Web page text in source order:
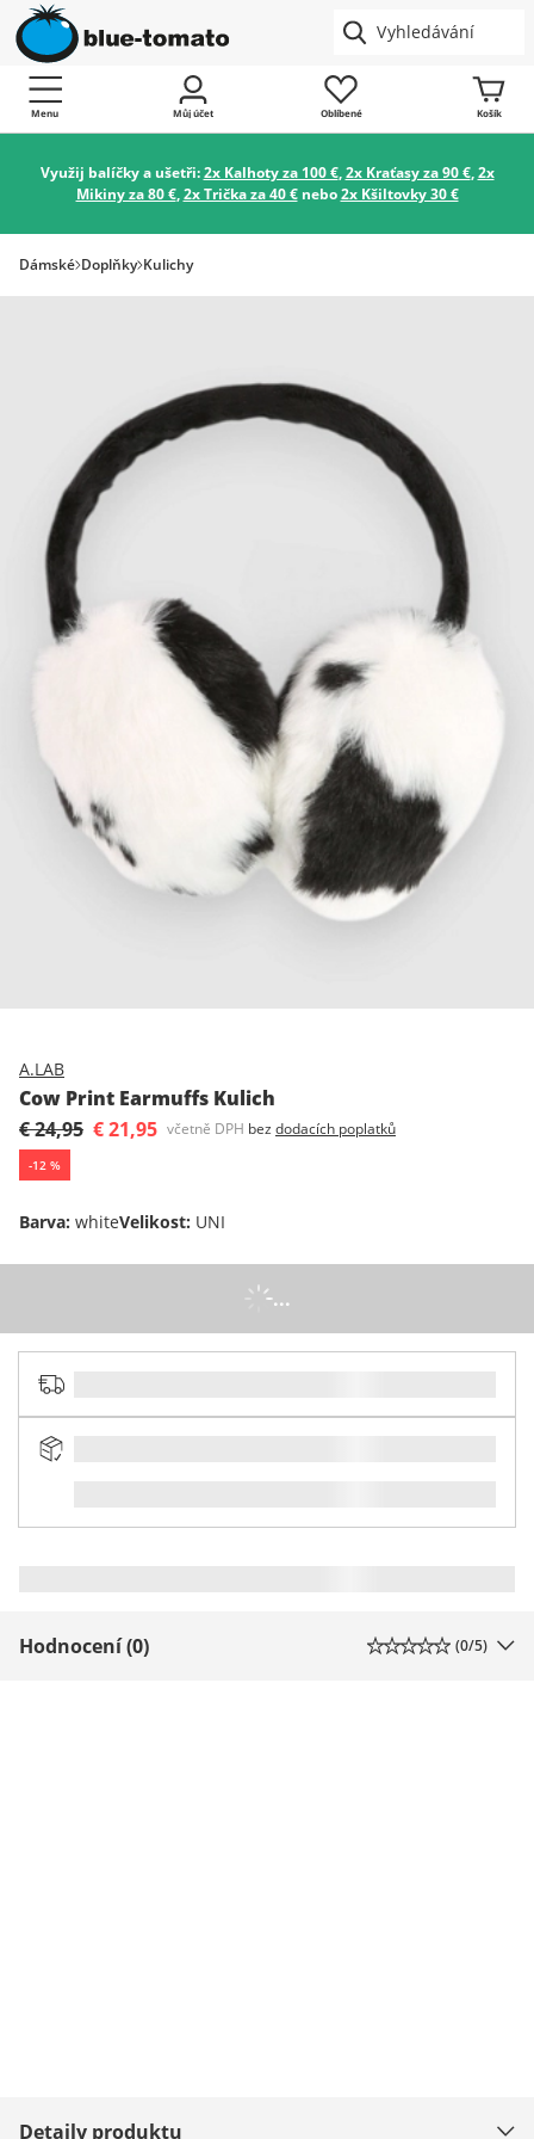
Menu Můj účet Oblíbené Košík
Využij balíčky a ušetři:2x Kalhoty za 100 €,2x Kraťasy za 90 €,2x
Mikiny za 80 €,2x Trička za 40 €nebo2x Kšiltovky 30 €
Dámské Doplňky Kulichy
A.LAB
Cow Print Earmuffs Kulich
€ 24,95 € 21,95 včetně DPH bez dodacích poplatků
-12 %
Barva: whiteVelikost: UNI
...
Hodnocení (0) (0/5)
Detaily produktu